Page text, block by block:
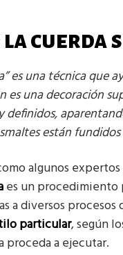
la cuerda
es una técnica que
es una decoración
definidos,
están
algunos
es un procedimiento
a diversos
particular, según
proceda a ejecutar.